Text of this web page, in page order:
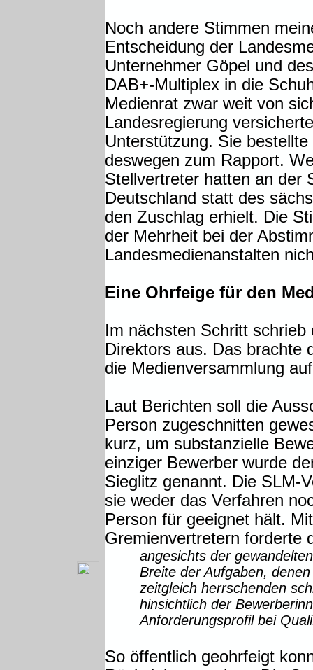
Noch andere Stimmen
Entscheidung der
Unternehmer Göpel und
DAB+-Multiplex in die
Medienrat zwar weit von
Landesregierung
Unterstützung. Sie
deswegen zum Rapport.
Stellvertreter hatten an der
Deutschland statt des
den Zuschlag erhielt. Die
der Mehrheit bei der
Landesmedienanstalten
Eine Ohrfeige für den
Im nächsten Schritt
Direktors aus. Das brachte
die Medienversammlung
Laut Berichten soll die
Person zugeschnitten
kurz, um substanzielle
einziger Bewerber wurde
Sieglitz genannt. Die SLM-
sie weder das Verfahren
Person für geeignet hält.
Gremienvertretern forderte
angesichts der
Breite der Aufgaben,
zeitgleich herrschenden
hinsichtlich der
Anforderungsprofil bei
So öffentlich geohrfeigt